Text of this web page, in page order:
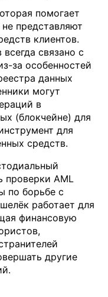
помогает
представляют
клиентов.
связано с
за особенностей
данных
могут
в
(блокчейне) для
для
средств.
проверки AML
по борьбе с
работает для
финансовую
другие